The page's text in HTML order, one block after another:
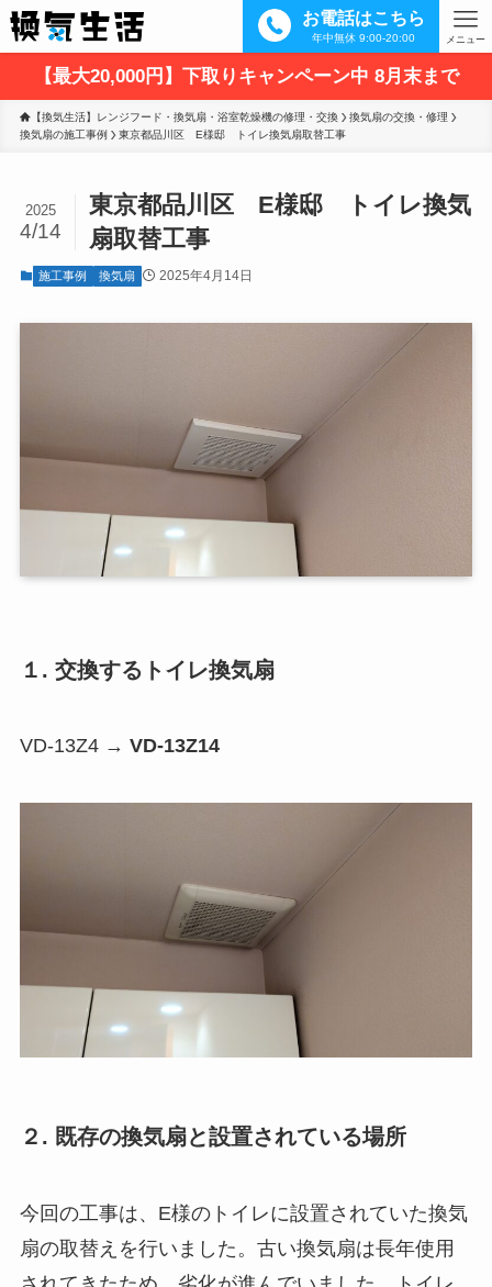
お電話はこちら
年中無休 9:00-20:00 メニュー
【最大20,000円】下取りキャンペーン中 8月末まで
【換気生活】レンジフード・換気扇・浴室乾燥機の修理・交換
換気扇の交換・修理
換気扇の施工事例
東京都品川区　E様邸　トイレ換気扇取替工事
東京都品川区 E様邸 トイレ換気
扇取替工事
2025
4/14
施工事例 換気扇 2025年4月14日
１. 交換するトイレ換気扇
VD-13Z4 → VD-13Z14
２. 既存の換気扇と設置されている場所
今回の工事は、E様のトイレに設置されていた換気
扇の取替えを行いました。古い換気扇は長年使用